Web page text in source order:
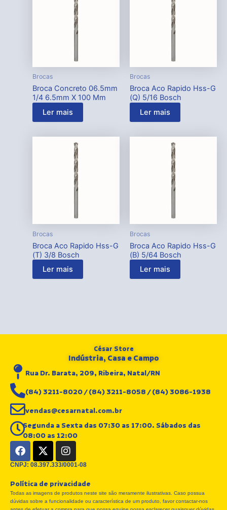
Brocas
Broca Concreto 06.5mm
1/4 6.5mm X 100 Mm
Ler mais
Brocas
Broca Aco Rapido Hss-G
(Q) 5/16 Bosch
Ler mais
Brocas
Broca Aco Rapido Hss-G
(T) 3/8 Bosch
Ler mais
Brocas
Broca Aco Rapido Hss-G
(B) 5/64 Bosch
Ler mais
César Store
Indústria, Casa e Campo
Rua Dr. Barata, 209, Ribeira, Natal/RN
(84) 3211-8020 / (84) 3211-8058 / (84) 3086-1938
vendas@cesarnatal.com.br
Segunda a Sexta das 07:30 as 17:00. Sábados das
08:00 as 12:00
F
a
c
b
o
o
X
-
t
i
t
t
I
n
s
a
g
r
CNPJ: 08.397.333/0001-08
Política de privacidade
Todas as imagens de produtos neste site são meramente ilustrativas. Caso possua
dúvidas sobre a funcionalidade ou característica de um produto, favor contactar-nos